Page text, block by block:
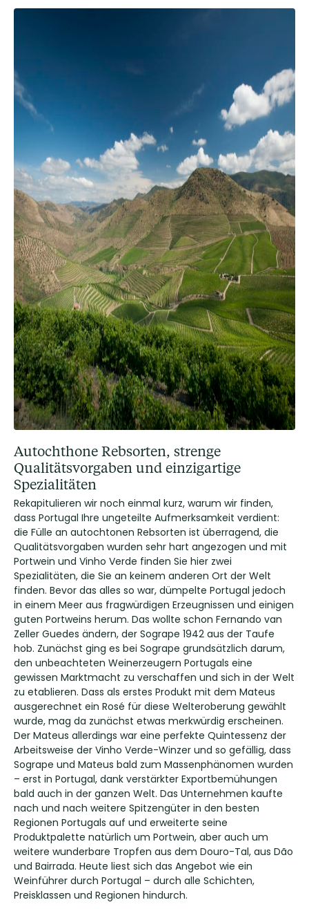
Autochthone Rebsorten, strenge
Qualitätsvorgaben und einzigartige
Spezialitäten
Rekapitulieren wir noch einmal kurz, warum wir finden,
dass Portugal Ihre ungeteilte Aufmerksamkeit verdient:
die Fülle an autochtonen Rebsorten ist überragend, die
Qualitätsvorgaben wurden sehr hart angezogen und mit
Portwein und Vinho Verde finden Sie hier zwei
Spezialitäten, die Sie an keinem anderen Ort der Welt
finden. Bevor das alles so war, dümpelte Portugal jedoch
in einem Meer aus fragwürdigen Erzeugnissen und einigen
guten Portweins herum. Das wollte schon Fernando van
Zeller Guedes ändern, der Sogrape 1942 aus der Taufe
hob. Zunächst ging es bei Sogrape grundsätzlich darum,
den unbeachteten Weinerzeugern Portugals eine
gewissen Marktmacht zu verschaffen und sich in der Welt
zu etablieren. Dass als erstes Produkt mit dem Mateus
ausgerechnet ein Rosé für diese Welteroberung gewählt
wurde, mag da zunächst etwas merkwürdig erscheinen.
Der Mateus allerdings war eine perfekte Quintessenz der
Arbeitsweise der Vinho Verde-Winzer und so gefällig, dass
Sogrape und Mateus bald zum Massenphänomen wurden
– erst in Portugal, dank verstärkter Exportbemühungen
bald auch in der ganzen Welt. Das Unternehmen kaufte
nach und nach weitere Spitzengüter in den besten
Regionen Portugals auf und erweiterte seine
Produktpalette natürlich um Portwein, aber auch um
weitere wunderbare Tropfen aus dem Douro-Tal, aus Dão
und Bairrada. Heute liest sich das Angebot wie ein
Weinführer durch Portugal – durch alle Schichten,
Preisklassen und Regionen hindurch.